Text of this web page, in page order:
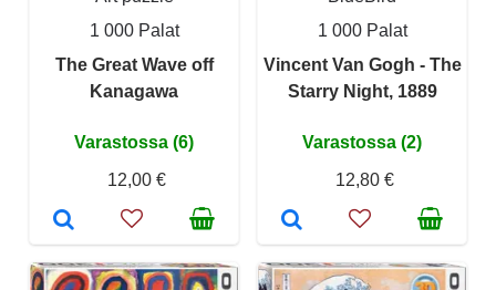
1 000 Palat
The Great Wave off
Kanagawa
Varastossa (6)
12,00 €
1 000 Palat
Vincent Van Gogh - The
Starry Night, 1889
Varastossa (2)
12,80 €